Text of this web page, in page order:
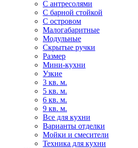
С антресолями
С барной стойкой
С островом
Малогабаритные
Модульные
Скрытые ручки
Размер
Мини-кухни
Узкие
3 кв. м.
5 кв. м.
6 кв. м.
9 кв. м.
Все для кухни
Варианты отделки
Мойки и смесители
Техника для кухни